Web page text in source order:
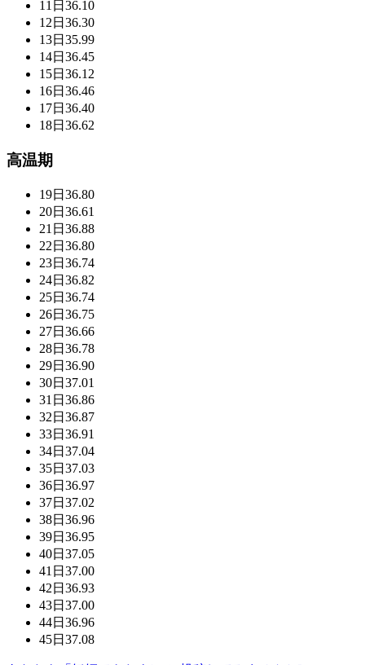
11日 36.10
12日 36.30
13日 35.99
14日 36.45
15日 36.12
16日 36.46
17日 36.40
18日 36.62
高温期
19日 36.80
20日 36.61
21日 36.88
22日 36.80
23日 36.74
24日 36.82
25日 36.74
26日 36.75
27日 36.66
28日 36.78
29日 36.90
30日 37.01
31日 36.86
32日 36.87
33日 36.91
34日 37.04
35日 37.03
36日 36.97
37日 37.02
38日 36.96
39日 36.95
40日 37.05
41日 37.00
42日 36.93
43日 37.00
44日 36.96
45日 37.08